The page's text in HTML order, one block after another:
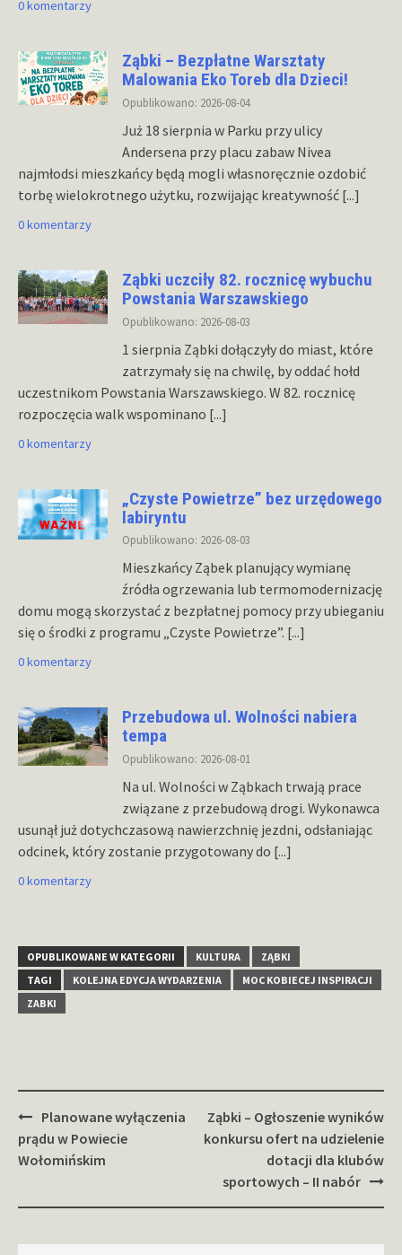
0 komentarzy
Ząbki – Bezpłatne Warsztaty
Malowania Eko Toreb dla Dzieci!
Opublikowano: 2026-08-04
Już 18 sierpnia w Parku przy ulicy
Andersena przy placu zabaw Nivea
najmłodsi mieszkańcy będą mogli własnoręcznie ozdobić
torbę wielokrotnego użytku, rozwijając kreatywność [...]
0 komentarzy
Ząbki uczciły 82. rocznicę wybuchu
Powstania Warszawskiego
Opublikowano: 2026-08-03
1 sierpnia Ząbki dołączyły do miast, które
zatrzymały się na chwilę, by oddać hołd
uczestnikom Powstania Warszawskiego. W 82. rocznicę
rozpoczęcia walk wspominano [...]
0 komentarzy
„Czyste Powietrze” bez urzędowego
labiryntu
Opublikowano: 2026-08-03
Mieszkańcy Ząbek planujący wymianę
źródła ogrzewania lub termomodernizację
domu mogą skorzystać z bezpłatnej pomocy przy ubieganiu
się o środki z programu „Czyste Powietrze”. [...]
0 komentarzy
Przebudowa ul. Wolności nabiera
tempa
Opublikowano: 2026-08-01
Na ul. Wolności w Ząbkach trwają prace
związane z przebudową drogi. Wykonawca
usunął już dotychczasową nawierzchnię jezdni, odsłaniając
odcinek, który zostanie przygotowany do [...]
0 komentarzy
OPUBLIKOWANE W KATEGORII KULTURA
ZĄBKI
TAGI
KOLEJNA EDYCJA WYDARZENIA
MOC KOBIECEJ INSPIRACJI
ZABKI
Zobacz
wpisy
Planowane wyłączenia
prądu w Powiecie
Wołomińskim
Ząbki – Ogłoszenie wyników
konkursu ofert na udzielenie
dotacji dla klubów
sportowych – II nabór